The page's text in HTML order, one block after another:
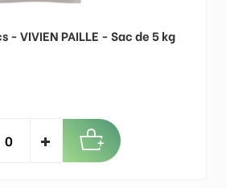
VIVIEN PAILLE - Sac de 5 kg